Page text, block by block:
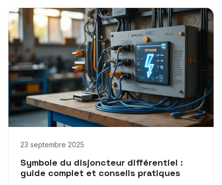
23 septembre 2025
Symbole du disjoncteur différentiel :
guide complet et conseils pratiques